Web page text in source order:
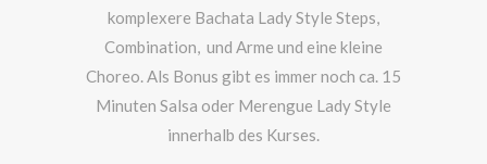
komplexere Bachata Lady Style Steps,
Combination, und Arme und eine kleine
Choreo. Als Bonus gibt es immer noch ca. 15
Minuten Salsa oder Merengue Lady Style
innerhalb des Kurses.